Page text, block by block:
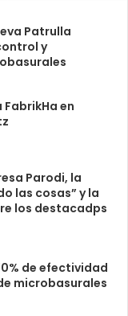
Patrulla
y
FabrikHa en
Parodi, la
las cosas” y la
los destacadps
de efectividad
microbasurales